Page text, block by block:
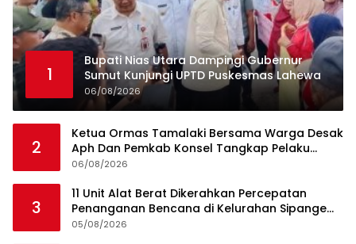
1
Bupati Nias Utara Dampingi Gubernur
Sumut Kunjungi UPTD Puskesmas Lahewa
06/08/2026
2
Ketua Ormas Tamalaki Bersama Warga Desak
Aph Dan Pemkab Konsel Tangkap Pelaku
Angkut Cangkang Sawit Overload, Truk PT KAP
06/08/2026
3
11 Unit Alat Berat Dikerahkan Percepatan
Penanganan Bencana di Kelurahan Sipange
Kecamatan Tukka
05/08/2026